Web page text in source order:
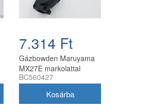
7.314 Ft
Gázbowden Maruyama
MX27E markolattal
BC560427